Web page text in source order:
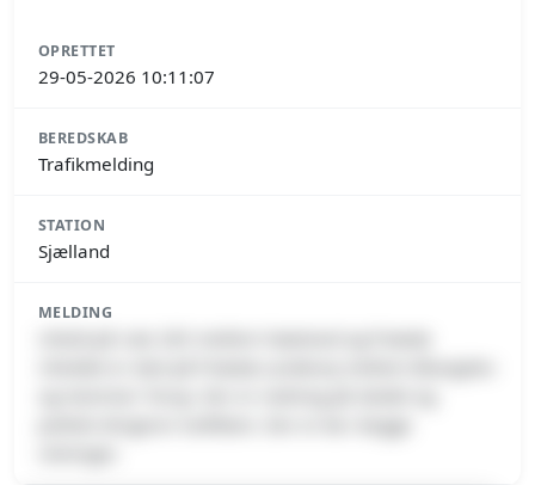
OPRETTET
29-05-2026 10:11:07
BEREDSKAB
Trafikmelding
STATION
Sjælland
MELDING